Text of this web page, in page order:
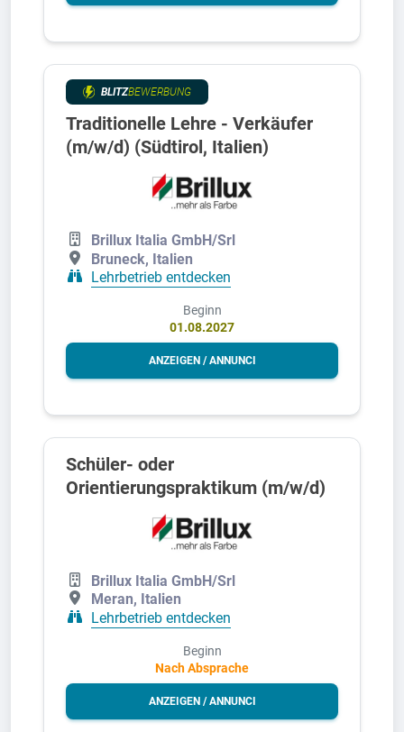
BLITZBEWERBUNG
Traditionelle Lehre - Verkäufer
(m/w/d) (Südtirol, Italien)
Brillux Italia GmbH/Srl
Bruneck, Italien
Lehrbetrieb entdecken
Beginn
01.08.2027
ANZEIGEN / ANNUNCI
Schüler- oder
Orientierungspraktikum (m/w/d)
Brillux Italia GmbH/Srl
Meran, Italien
Lehrbetrieb entdecken
Beginn
Nach Absprache
ANZEIGEN / ANNUNCI